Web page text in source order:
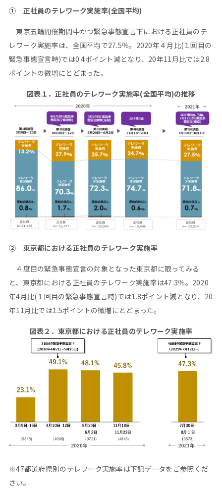
① 正社員のテレワーク実施率(全国平均)
東京五輪開催期間中かつ緊急事態宣言下における正社員のテ
レワーク実施率は、全国平均で27.5％。2020年４月比(１回目の
緊急事態宣言時)では0.4ポイント減となり、20年11月比では2.8
ポイントの微増にとどまった。
図表１．正社員のテレワーク実施率(全国平均)の推移
② 東京都における正社員のテレワーク実施率
４度目の緊急事態宣言の対象となった東京都に限ってみる
と、東京都における正社員のテレワーク実施率は47.3％。2020
年4月比(１回目の緊急事態宣言時)では1.8ポイント減となり、20
年11月比では1.5ポイントの微増にとどまった。
図表２．東京都における正社員のテレワーク実施率
※47都道府県別のテレワーク実施率は下記データをご参照くだ
さい。